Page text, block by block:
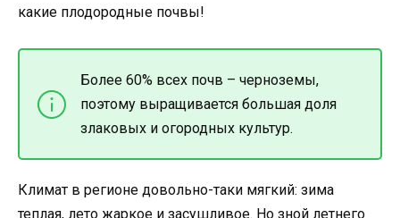
какие плодородные почвы!
Более 60% всех почв – черноземы,
поэтому выращивается большая доля
злаковых и огородных культур.
Климат в регионе довольно-таки мягкий: зима
теплая, лето жаркое и засушливое. Но зной летнего